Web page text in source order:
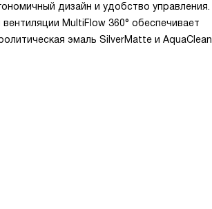
дизайн и удобство управления.
MultiFlow 360° обеспечивает
эмаль SilverMatte и AquaClean